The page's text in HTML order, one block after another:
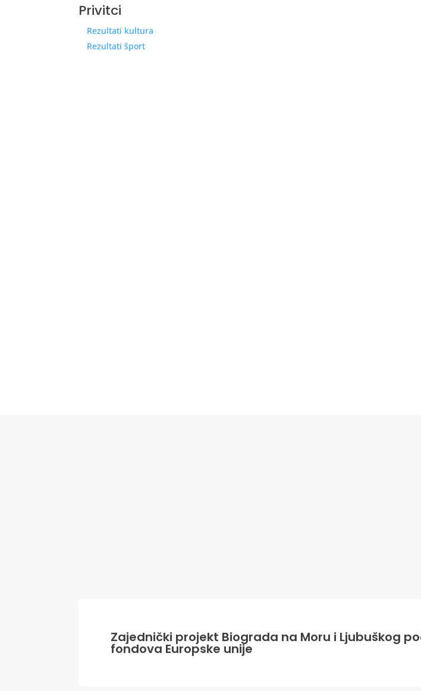
Privitci
Rezultati kultura
Rezultati šport
Zajednički projekt Biograda na Moru i Ljubuškog
fondova Europske unije